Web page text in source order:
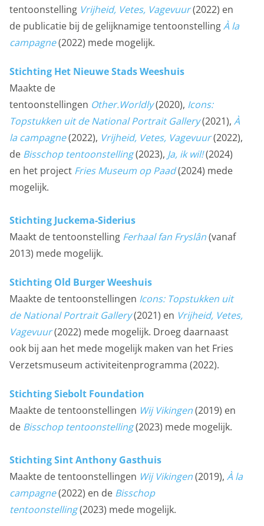
tentoonstelling Vrijheid, Vetes, Vagevuur(2022) en
de publicatie bij de gelijknamige tentoonstellingÀ la
campagne(2022) mede mogelijk.
Stichting Het Nieuwe Stads Weeshuis
Maakte de
tentoonstellingen Other.Worldly(2020), Icons:
Topstukken uit de National Portrait Gallery(2021), À
la campagne(2022), Vrijheid, Vetes, Vagevuur(2022),
de Bisschop tentoonstelling(2023), Ja, ik wil!(2024)
en het project Fries Museum op Paad(2024) mede
mogelijk.
Stichting Juckema-Siderius
Maakt de tentoonstelling Ferhaal fan Fryslân(vanaf
2013) mede mogelijk.
Stichting Old Burger Weeshuis
Maakte de tentoonstellingen Icons: Topstukken uit
de National Portrait Gallery(2021) en Vrijheid, Vetes,
Vagevuur(2022) mede mogelijk. Droeg daarnaast
ook bij aan het mede mogelijk maken van het Fries
Verzetsmuseum activiteitenprogramma (2022).
Stichting Siebolt Foundation​
Maakte de tentoonstellingen Wij Vikingen(2019) en
de Bisschop tentoonstelling(2023) mede mogelijk.​
Stichting Sint Anthony Gasthuis
Maakte de tentoonstellingen Wij Vikingen(2019), À la
campagne(2022) en de Bisschop
tentoonstelling(2023) mede mogelijk.